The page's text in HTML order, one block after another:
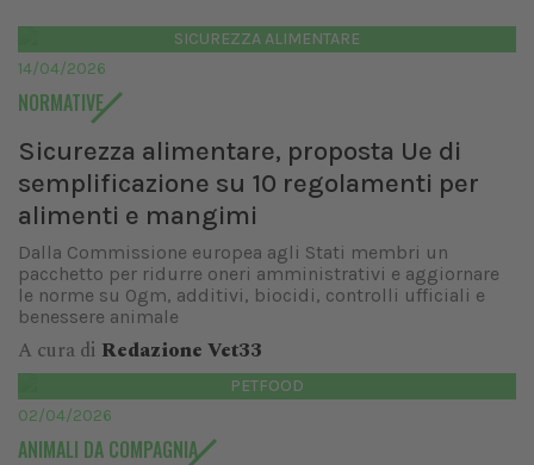
SICUREZZA ALIMENTARE
14/04/2026
NORMATIVE
Sicurezza alimentare, proposta Ue di
semplificazione su 10 regolamenti per
alimenti e mangimi
Dalla Commissione europea agli Stati membri un
pacchetto per ridurre oneri amministrativi e aggiornare
le norme su Ogm, additivi, biocidi, controlli ufficiali e
benessere animale
A cura di Redazione Vet33
PETFOOD
02/04/2026
ANIMALI DA COMPAGNIA